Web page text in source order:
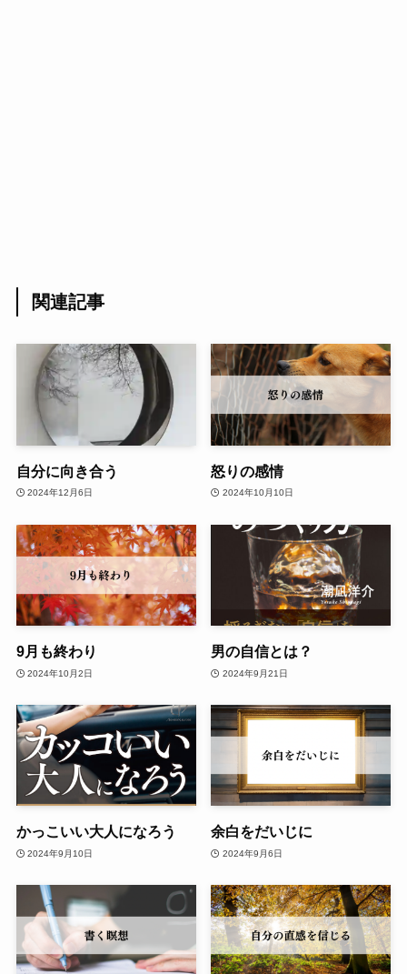
関連記事
自分に向き合う
2024年12月6日
怒りの感情
2024年10月10日
9月も終わり
2024年10月2日
男の自信とは？
2024年9月21日
かっこいい大人になろう
2024年9月10日
余白をだいじに
2024年9月6日